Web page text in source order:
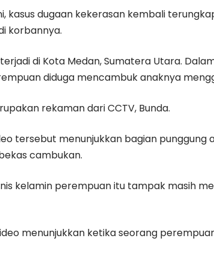
kasus dugaan kekerasan kembali
korbannya.
di Kota Medan, Sumatera Utara.
diduga mencambuk anaknya
rekaman dari CCTV, Bunda.
tersebut menunjukkan bagian punggung
cambukan.
kelamin perempuan itu tampak masih
menunjukkan ketika seorang